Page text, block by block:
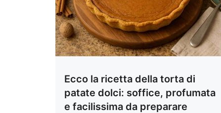
Ecco la ricetta della torta di
patate dolci: soffice, profumata
e facilissima da preparare